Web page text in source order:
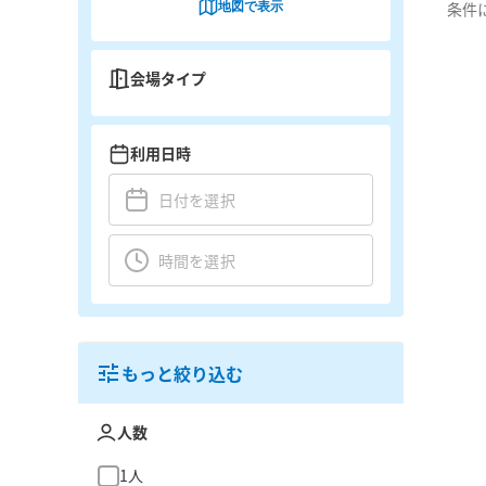
条件
地図で表示
会場タイプ
利用日時
もっと絞り込む
人数
1人